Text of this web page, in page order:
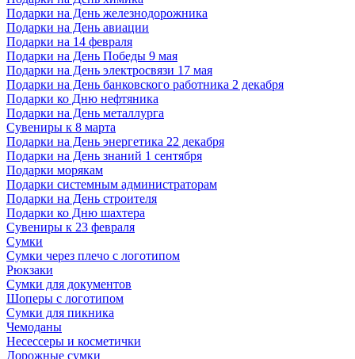
Подарки на День железнодорожника
Подарки на День авиации
Подарки на 14 февраля
Подарки на День Победы 9 мая
Подарки на День электросвязи 17 мая
Подарки на День банковского работника 2 декабря
Подарки ко Дню нефтяника
Подарки на День металлурга
Сувениры к 8 марта
Подарки на День энергетика 22 декабря
Подарки на День знаний 1 сентября
Подарки морякам
Подарки системным администраторам
Подарки на День строителя
Подарки ко Дню шахтера
Сувениры к 23 февраля
Сумки
Сумки через плечо с логотипом
Рюкзаки
Сумки для документов
Шоперы с логотипом
Сумки для пикника
Чемоданы
Несессеры и косметички
Дорожные сумки